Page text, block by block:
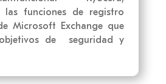
las funciones de registro
Microsoft Exchange que
de seguridad y